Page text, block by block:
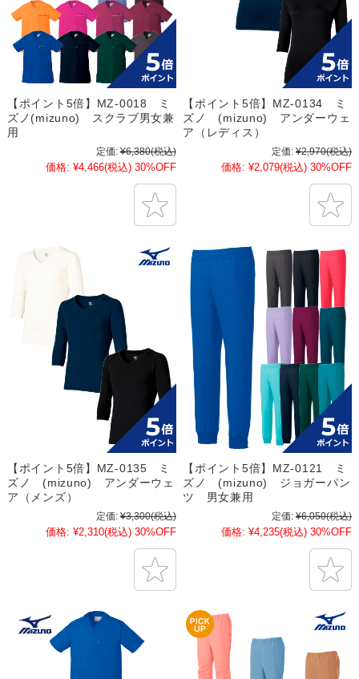
【ポイント5倍】MZ-0018 ミ
ズノ(mizuno) スクラブ男女兼
用
定価: ¥6,380(税込)
価格: ¥4,466(税込) 30%OFF
【ポイント5倍】MZ-0134 ミ
ズノ (mizuno) アンダーウェ
ア（レディス）
定価: ¥2,970(税込)
価格: ¥2,079(税込) 30%OFF
【ポイント5倍】MZ-0135 ミ
ズノ (mizuno) アンダーウェ
ア（メンズ）
定価: ¥3,300(税込)
価格: ¥2,310(税込) 30%OFF
【ポイント5倍】MZ-0121 ミ
ズノ (mizuno) ジョガーパン
ツ 男女兼用
定価: ¥6,050(税込)
価格: ¥4,235(税込) 30%OFF